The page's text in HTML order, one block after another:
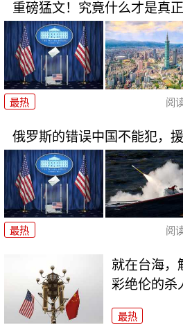
重磅猛文！究竟什么才是真
最热 阅
俄罗斯的错误中国不能犯，
最热 阅
就在台海，
彩绝伦的杀
最热